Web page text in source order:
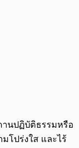
านปฏิบัติธรรมหรือ
โปร่งใส และไร้